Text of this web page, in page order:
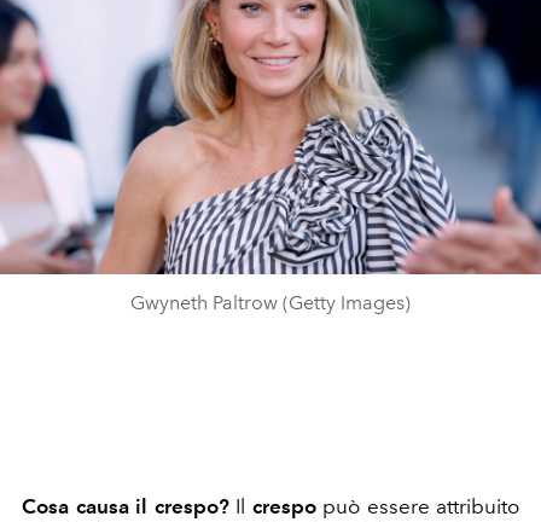
Gwyneth Paltrow (Getty Images)
Cosa causa il crespo?Il crespopuò essere attribuito